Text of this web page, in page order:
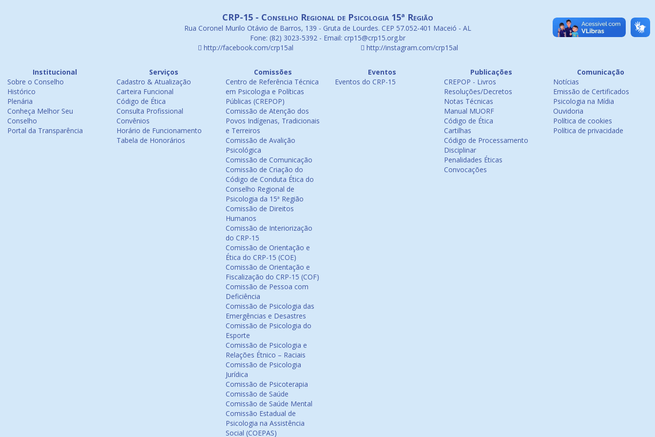
CRP-15 - Conselho Regional de Psicologia 15ª Região
Rua Coronel Murilo Otávio de Barros, 139 - Gruta de Lourdes. CEP 57.052-401 Maceió - AL
Fone: (82) 3023-5392 - Email: crp15@crp15.org.br
http://facebook.com/crp15al
http://instagram.com/crp15al
Institucional
Sobre o Conselho
Histórico
Plenária
Conheça Melhor Seu
Conselho
Portal da Transparência
Serviços
Cadastro & Atualização
Carteira Funcional
Código de Ética
Consulta Profissional
Convênios
Horário de Funcionamento
Tabela de Honorários
Comissões
Centro de Referência Técnica
em Psicologia e Políticas
Públicas (CREPOP)
Comissão de Atenção dos
Povos Indígenas, Tradicionais
e Terreiros
Comissão de Avalição
Psicológica
Comissão de Comunicação
Comissão de Criação do
Código de Conduta Ética do
Conselho Regional de
Psicologia da 15ª Região
Comissão de Direitos
Humanos
Comissão de Interiorização
do CRP-15
Comissão de Orientação e
Ética do CRP-15 (COE)
Comissão de Orientação e
Fiscalização do CRP-15 (COF)
Comissão de Pessoa com
Deficiência
Comissão de Psicologia das
Emergências e Desastres
Comissão de Psicologia do
Esporte
Comissão de Psicologia e
Relações Étnico – Raciais
Comissão de Psicologia
Jurídica
Comissão de Psicoterapia
Comissão de Saúde
Comissão de Saúde Mental
Comissão Estadual de
Psicologia na Assistência
Social (COEPAS)
Eventos
Eventos do CRP-15
Publicações
CREPOP - Livros
Resoluções/Decretos
Notas Técnicas
Manual MUORF
Código de Ética
Cartilhas
Código de Processamento
Disciplinar
Penalidades Éticas
Convocações
Comunicação
Notícias
Emissão de Certificados
Psicologia na Mídia
Ouvidoria
Política de cookies
Política de privacidade